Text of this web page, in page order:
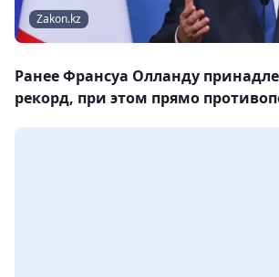
Zakon.kz
Ранее Франсуа Олланду
рекорд, при этом прямо